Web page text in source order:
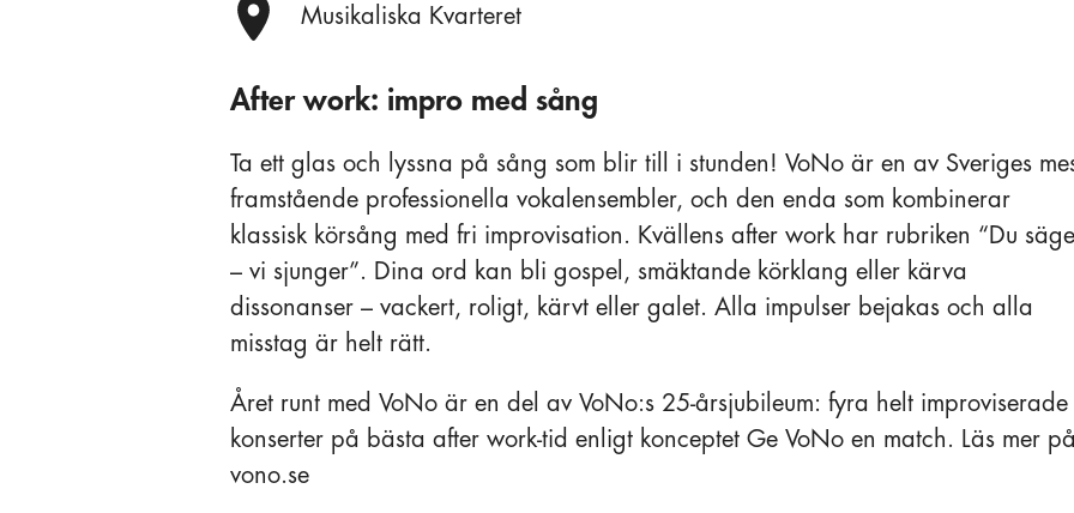
Plats:
Musikaliska Kvarteret
After work: impro med sång
Ta ett glas och lyssna på sång som blir till i stunden! VoNo är en av Sveriges
framstående professionella vokalensembler, och den enda som kombinerar
klassisk körsång med fri improvisation. Kvällens after work har rubriken “Du
– vi sjunger”. Dina ord kan bli gospel, smäktande körklang eller kärva
dissonanser – vackert, roligt, kärvt eller galet. Alla impulser bejakas och alla
misstag är helt rätt.
Året runt med VoNo är en del av VoNo:s 25-årsjubileum: fyra helt improviserade
konserter på bästa after work-tid enligt konceptet Ge VoNo en match. Läs mer
vono.se